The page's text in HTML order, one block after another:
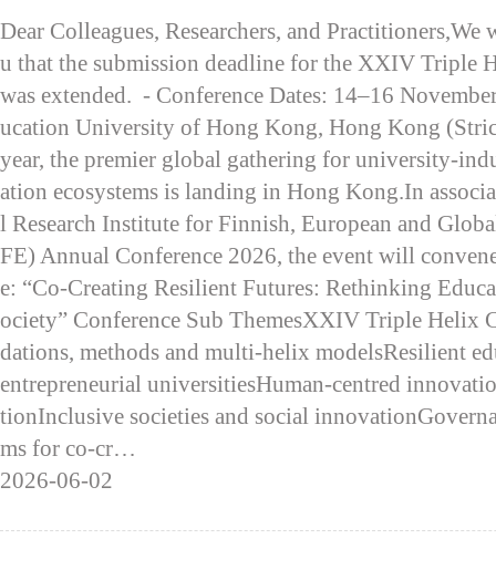
Dear Colleagues, Researchers, and
u that the submission deadline for the XXIV Triple
was extended. - Conference Dates: 14–16
ucation University of Hong Kong, Hong Kong
year, the premier global gathering for university-
ation ecosystems is landing in Hong Kong.In
l Research Institute for Finnish, European and
FE) Annual Conference 2026, the event will
e: “Co-Creating Resilient Futures: Rethinking
ociety” Conference Sub ThemesXXIV Triple Helix
dations, methods and multi-helix modelsResilient
entrepreneurial universitiesHuman-centred
tionInclusive societies and social
ms for co-cr…
2026-06-02